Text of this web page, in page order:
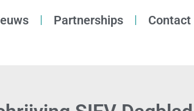
Partnerships Contact